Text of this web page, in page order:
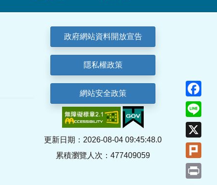
政府網站資料開放宣告
隱私權政策
網站安全政策
更新日期：2026-08-04 09:45:48.0
累積瀏覽人次：477409059